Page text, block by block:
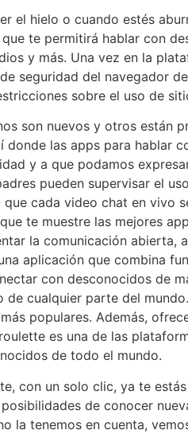
el hielo o cuando estés
te permitirá hablar con
y más. Una vez en la
seguridad del navegador
sobre el uso de
son nuevos y otros están
donde las apps para hablar
y a que podamos
pueden supervisar el
que cada video chat en vivo
te muestre las mejores
la comunicación abierta,
aplicación que combina
con desconocidos de
de cualquier parte del
populares. Además,
es una de las
de todo el mundo.
con un solo clic, ya te
de conocer
la tenemos en cuenta,